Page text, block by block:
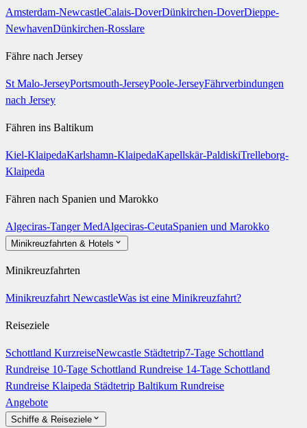
Amsterdam-NewcastleCalais-DoverDünkirchen-DoverDieppe-
NewhavenDünkirchen-Rosslare
Fähre nach Jersey
St Malo-JerseyPortsmouth-JerseyPoole-JerseyFährverbindungen
nach Jersey
Fähren ins Baltikum
Kiel-KlaipedaKarlshamn-KlaipedaKapellskär-PaldiskiTrelleborg-
Klaipeda
Fähren nach Spanien und Marokko
Algeciras-Tanger MedAlgeciras-CeutaSpanien und Marokko
Minikreuzfahrten & Hotels
Minikreuzfahrten
Minikreuzfahrt NewcastleWas ist eine Minikreuzfahrt?
Reiseziele
Schottland KurzreiseNewcastle Städtetrip7-Tage Schottland
Rundreise 10-Tage Schottland Rundreise 14-Tage Schottland
Rundreise Klaipeda Städtetrip Baltikum Rundreise
Angebote
Schiffe & Reiseziele